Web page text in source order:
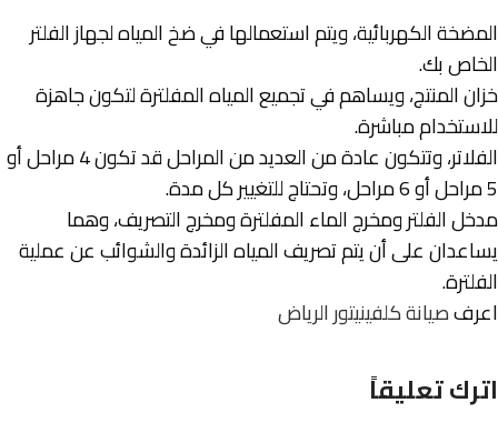
المضخة الكهربائية، ويتم استعمالها في ضخ المياه لجهاز الفلتر
الخاص بك.
خزان المنتج، ويساهم في تجميع المياه المفلترة لتكون جاهزة
للاستخدام مباشرة.
الفلاتر، وتتكون عادة من العديد من المراحل قد تكون 4 مراحل أو
5 مراحل أو 6 مراحل، وتحتاج للتغيير كل مدة.
مدخل الفلتر ومخرج الماء المفلترة ومخرج التصريف، وهما
يساعدان على أن يتم تصريف المياه الزائدة والشوائب عن عملية
الفلترة.
اعرفصيانة كلفينيتور الرياض
اترك تعليقاً